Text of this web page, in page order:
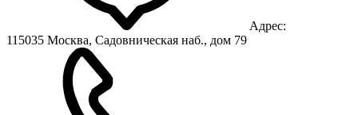
Адрес:
115035 Москва, Садовническая наб., дом 79